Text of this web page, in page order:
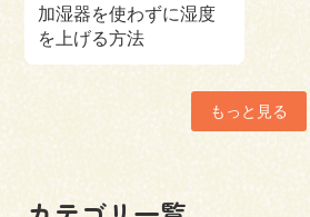
加湿器を使わずに湿度
を上げる方法
もっと見る